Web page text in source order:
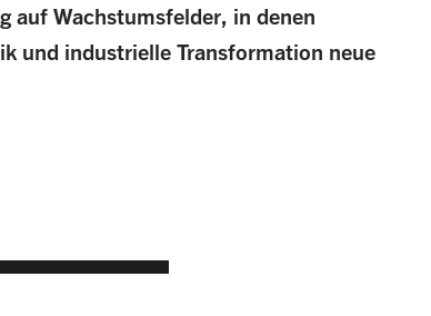
auf Wachstumsfelder, in denen
und industrielle Transformation neue